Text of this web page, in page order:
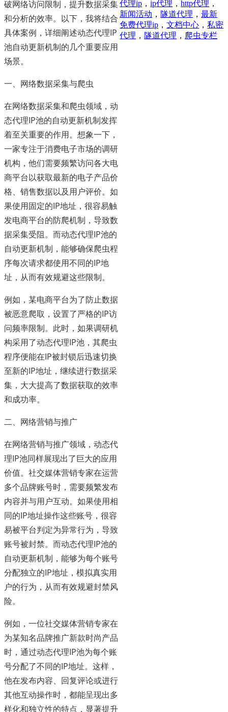
破网络访问限制，提升数据采集
和分析的效率。以下，我将结合
具体案例，详细阐述动态代理IP
池自动更新机制的几个重要应用
场景。
一、网络数据采集与爬虫
在网络数据采集和爬虫领域，动
态代理IP池的自动更新机制发挥
着至关重要的作用。想象一下，
一家专注于消费电子市场的调研
机构，他们需要频繁访问各大电
商平台以获取最新的电子产品价
格、销售数据以及用户评价。如
果使用固定的IP地址，很容易触
发电商平台的防爬机制，导致数
据采集受阻。而动态代理IP池的
自动更新机制，能够确保爬虫程
序每次请求都使用不同的IP地
址，从而有效规避这些限制。
例如，某电商平台为了防止数据
被恶意爬取，设置了严格的IP访
问频率限制。此时，如果调研机
构采用了动态代理IP池，其爬虫
程序便能在IP被封锁后迅速切换
至新的IP地址，继续进行数据采
集，大大提高了数据获取的效率
和成功率。
二、网络营销与推广
在网络营销与推广领域，动态代
理IP池同样展现出了巨大的应用
价值。社交媒体营销专家在运营
多个品牌账号时，需要频繁发布
内容并与用户互动。如果使用相
同的IP地址操作这些账号，很容
易被平台判定为异常行为，导致
账号被封禁。而动态代理IP池的
自动更新机制，能够为每个账号
分配独立的IP地址，模拟真实用
户的行为，从而有效规避封禁风
险。
例如，一位社交媒体营销专家在
为某知名品牌推广新款时尚产品
时，通过动态代理IP池为每个账
号分配了不同的IP地址。这样，
他在发布内容、回复评论或进行
其他互动操作时，都能呈现出多
样化和独立性的特点，显著提升
代理ip ，ip代理 ，http代理 ，
新闻活动 ， 隧道代理 ，最新
免费代理ip ，文档中心 ，私密
代理 ， 隧道代理 ， 爬虫专栏